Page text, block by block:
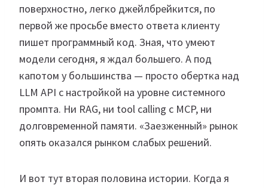
поверхностно, легко джейлбрейкится, по
первой же просьбе вместо ответа клиенту
пишет программный код. Зная, что умеют
модели сегодня, я ждал большего. А под
капотом у большинства — просто обертка над
LLM API с настройкой на уровне системного
промпта. Ни RAG, ни tool calling с MCP, ни
долговременной памяти. «Заезженный» рынок
опять оказался рынком слабых решений.
И вот тут вторая половина истории. Когда я